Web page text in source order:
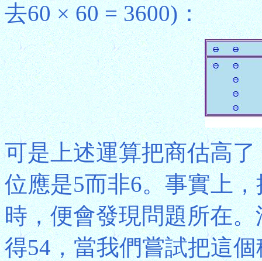
去60 × 60 = 3600)：
可是上述運算把商估高
位應是5而非6。事實上
時，便會發現問題所在
得54，當我們嘗試把這